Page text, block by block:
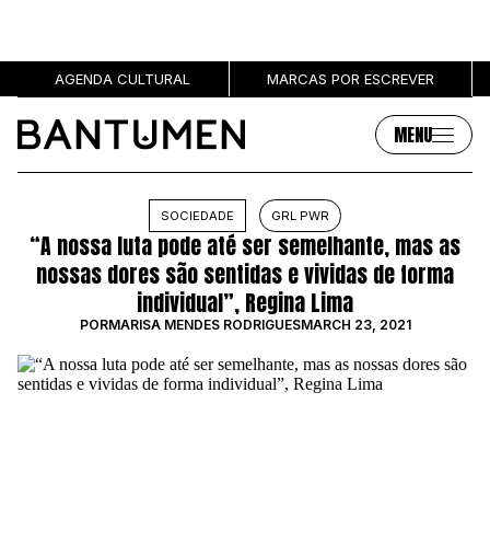
AGENDA CULTURAL MARCAS POR ESCREVER
MENU
MÚSICA
SOCIEDADE
ENTREVISTAS
Sobre
SOBRE NÓS
PUBLICIDADE
AUTORES
SOCIEDADE GRL PWR
“A nossa luta pode até ser semelhante, mas as
nossas dores são sentidas e vividas de forma
individual”, Regina Lima
PORMARISA MENDES RODRIGUESMARCH 23, 2021